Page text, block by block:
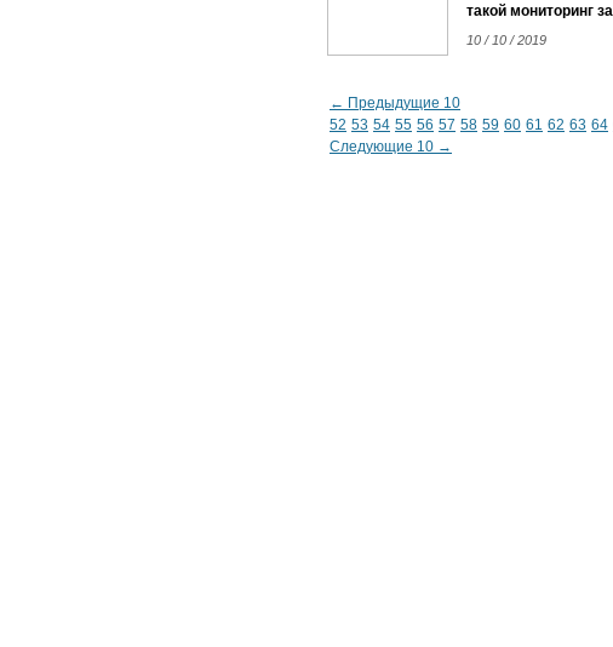
такой мониторинг
10 / 10 / 2019
← Предыдущие 10
52 53 54 55 56 57 58 59 60 61 62 63 64
Следующие 10 →